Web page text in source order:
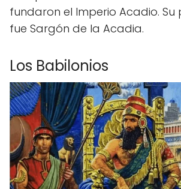
fundaron el Imperio Acadio. Su
fue Sargón de la Acadia.
Los Babilonios